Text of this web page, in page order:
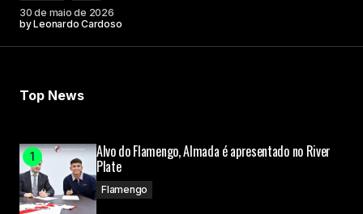
30 de maio de 2026
byLeonardo Cardoso
Top News
Alvo do Flamengo, Almada é apresentado no River
Plate
Flamengo